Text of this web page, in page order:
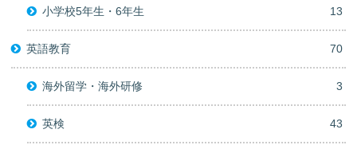
小学校5年生・6年生 13
英語教育 70
海外留学・海外研修 3
英検 43